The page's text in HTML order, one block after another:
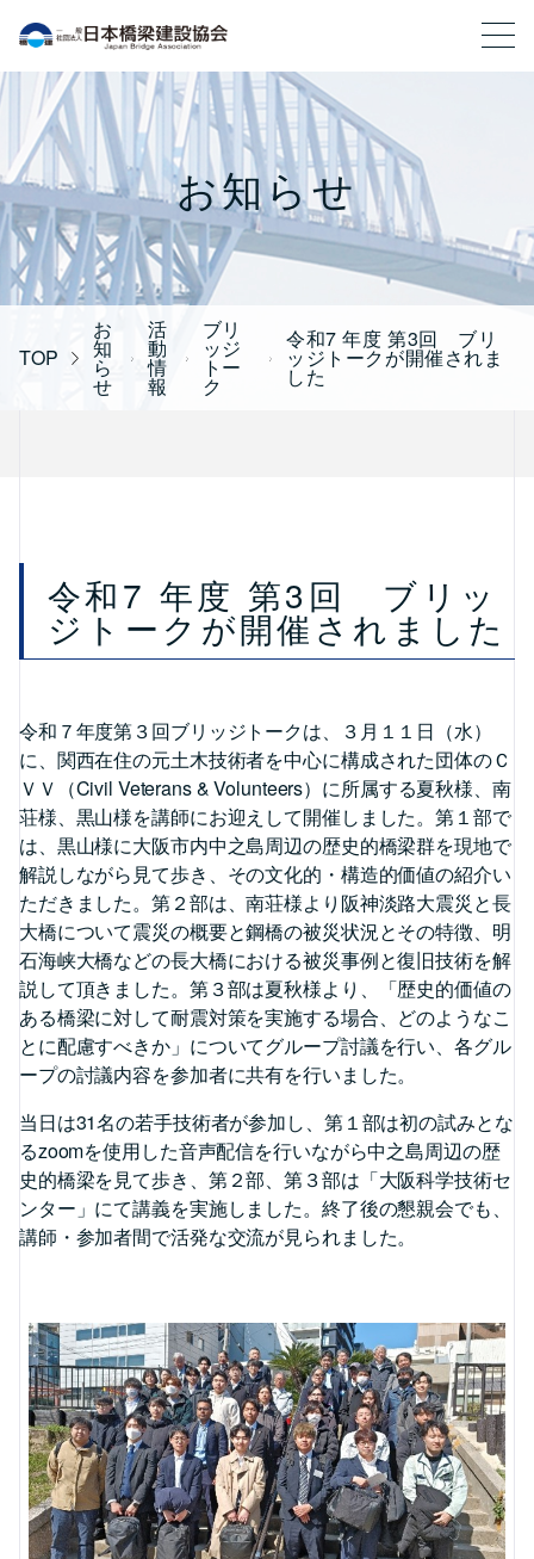
一般社団法人 日本橋梁建設協会
お知らせ
TOP
お
知
ら
せ
活
動
情
報
ブリ
ッジ
トー
ク
令和7 年度 第3回 ブリ
ッジトークが開催されま
した
令和7 年度 第3回 ブリッ
ジトークが開催されました
令和７年度第３回ブリッジトークは、３月１１日（水）
に、関西在住の元土木技術者を中心に構成された団体のＣ
ＶＶ（Civil Veterans & Volunteers）に所属する夏秋様、南
荘様、黒山様を講師にお迎えして開催しました。第１部で
は、黒山様に大阪市内中之島周辺の歴史的橋梁群を現地で
解説しながら見て歩き、その文化的・構造的価値の紹介い
ただきました。第２部は、南荘様より阪神淡路大震災と長
大橋について震災の概要と鋼橋の被災状況とその特徴、明
石海峡大橋などの長大橋における被災事例と復旧技術を解
説して頂きました。第３部は夏秋様より、「歴史的価値の
ある橋梁に対して耐震対策を実施する場合、どのようなこ
とに配慮すべきか」についてグループ討議を行い、各グル
ープの討議内容を参加者に共有を行いました。
当日は31名の若手技術者が参加し、第１部は初の試みとな
るzoomを使用した音声配信を行いながら中之島周辺の歴
史的橋梁を見て歩き、第２部、第３部は「大阪科学技術セ
ンター」にて講義を実施しました。終了後の懇親会でも、
講師・参加者間で活発な交流が見られました。